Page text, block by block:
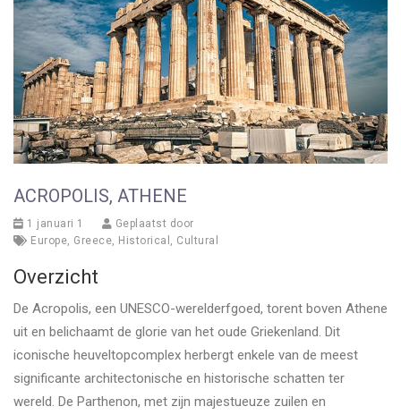
ACROPOLIS, ATHENE
1 januari 1
Geplaatst door
Europe Greece Historical Cultural
Overzicht
De Acropolis, een UNESCO-werelderfgoed, torent boven Athene
uit en belichaamt de glorie van het oude Griekenland. Dit
iconische heuveltopcomplex herbergt enkele van de meest
significante architectonische en historische schatten ter
wereld. De Parthenon, met zijn majestueuze zuilen en